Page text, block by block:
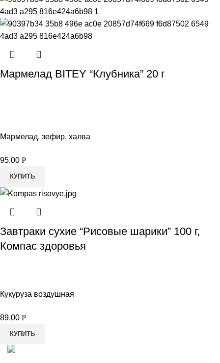
Мармелад BITEY “Клубника” 20 г
Мармелад, зефир, халва
95,00 Р
КУПИТЬ
Завтраки сухие “Рисовые шарики” 100 г,
Компас здоровья
Кукуруза воздушная
89,00 Р
КУПИТЬ